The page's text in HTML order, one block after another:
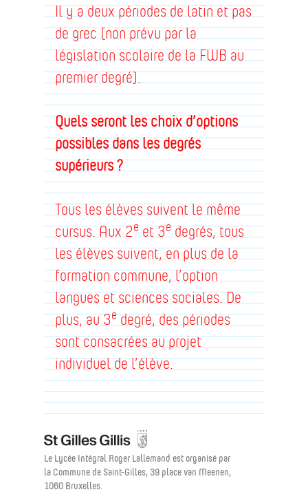
Il y a deux périodes de latin et pas
de grec (non prévu par la
législation scolaire de la FWB au
premier degré).
Quels seront les choix d’options
possibles dans les degrés
supérieurs ?
Tous les élèves suivent le même
cursus. Aux 2eet 3edegrés, tous
les élèves suivent, en plus de la
formation commune, l’option
langues et sciences sociales. De
plus, au 3edegré, des périodes
sont consacrées au projet
individuel de l’élève.
Le Lycée Intégral Roger Lallemand est organisé par
la Commune de Saint-Gilles, 39 place van Meenen,
1060 Bruxelles.